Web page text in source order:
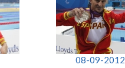
08-09-2012